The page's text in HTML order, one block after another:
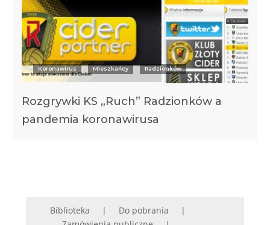
Koronawirus Mieszkańcy Radzionków
Rozgrywki KS „Ruch” Radzionków a
pandemia koronawirusa
Biblioteka
Do pobrania